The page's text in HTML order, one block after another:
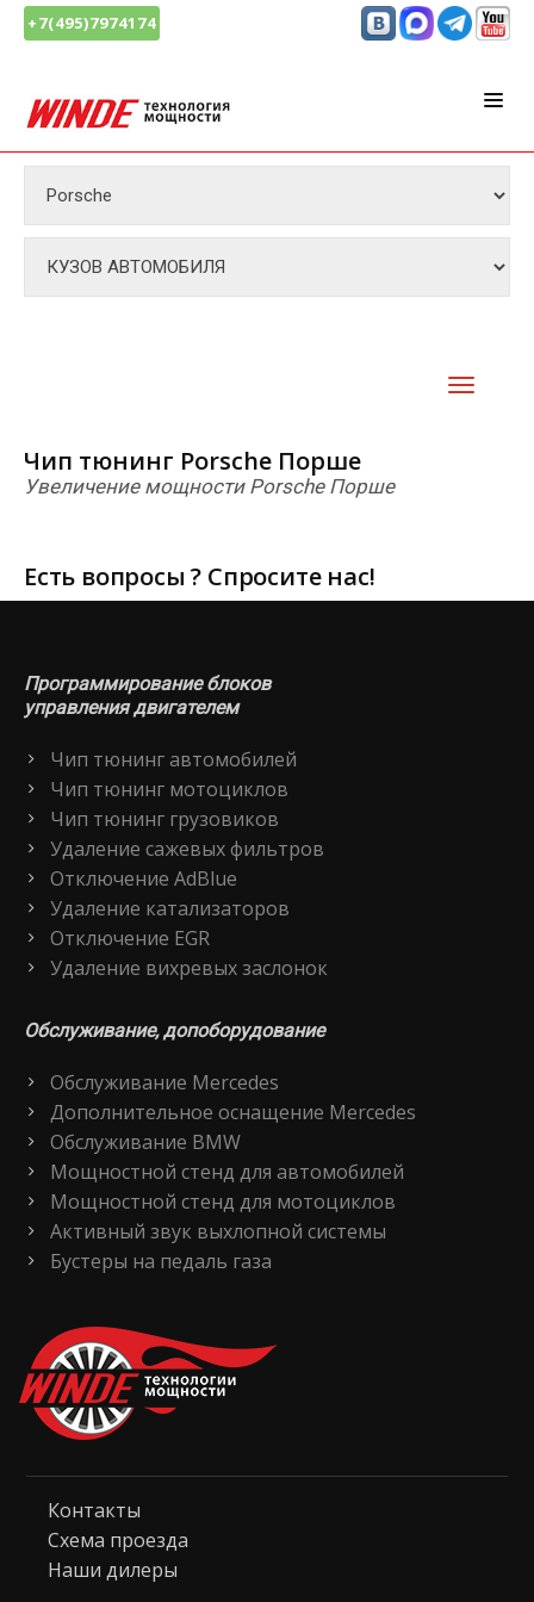
+7(495)7974174
Чип тюнинг Porsche Порше
Увеличение мощности Porsche Порше
Есть вопросы ? Спросите нас!
Программирование блоков
управления двигателем
Чип тюнинг автомобилей
Чип тюнинг мотоциклов
Чип тюнинг грузовиков
Удаление сажевых фильтров
Отключение AdBlue
Удаление катализаторов
Отключение EGR
Удаление вихревых заслонок
Обслуживание, допоборудование
Обслуживание Mercedes
Дополнительное оснащение Mercedes
Обслуживание BMW
Мощностной стенд для автомобилей
Мощностной стенд для мотоциклов
Активный звук выхлопной системы
Бустеры на педаль газа
Контакты
Схема проезда
Наши дилеры